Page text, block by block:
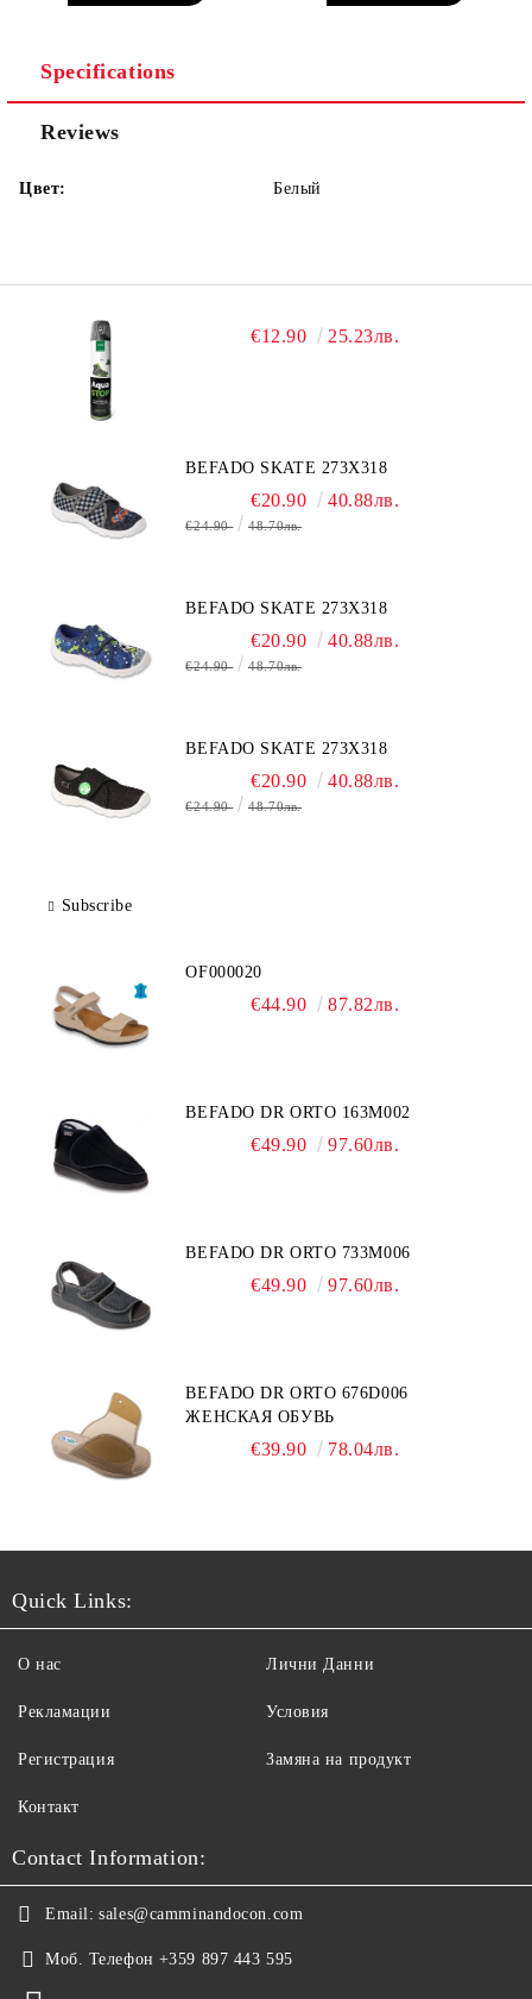
Specifications
Reviews
Цвет: Белый
€12.90 25.23лв.
BEFADO SKATE 273X318
€20.90 40.88лв.
€24.90 48.70лв.
BEFADO SKATE 273X318
€20.90 40.88лв.
€24.90 48.70лв.
BEFADO SKATE 273X318
€20.90 40.88лв.
€24.90 48.70лв.
Subscribe
OF000020
€44.90 87.82лв.
BEFADO DR ORTO 163M002
€49.90 97.60лв.
BEFADO DR ORTO 733M006
€49.90 97.60лв.
BEFADO DR ORTO 676D006
ЖЕНСКАЯ ОБУВЬ
€39.90 78.04лв.
Quick Links:
О нас
Рекламации
Регистрация
Контакт
Лични Данни
Условия
Замяна на продукт
Contact Information:
Email: sales@camminandocon.com
Моб. Телефон +359 897 443 595